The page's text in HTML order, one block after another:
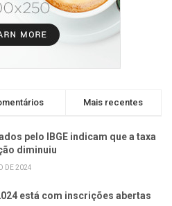
Mais recentes
pelo IBGE indicam que a taxa
diminuiu
DE 2024
está com inscrições abertas